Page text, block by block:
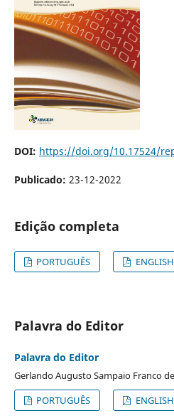
DOI: https://doi.org/10.17524/
Publicado: 23-12-2022
Edição completa
PORTUGUÊS
Palavra do Editor
Palavra do Editor
Gerlando Augusto Sampaio Franco
PORTUGUÊS